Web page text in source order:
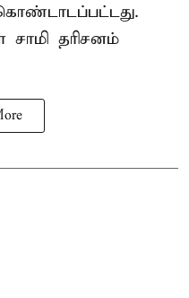
தரிசனம்